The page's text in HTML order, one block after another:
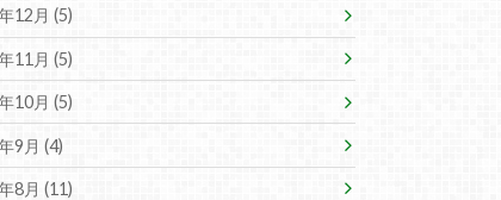
12月 (5)
11月 (5)
10月 (5)
9月 (4)
8月 (11)